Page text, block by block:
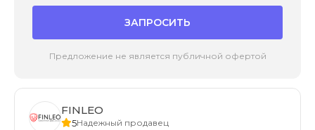
ЗАПРОСИТЬ
Предложение не является публичной офертой
FINLEO
5Надежный продавец